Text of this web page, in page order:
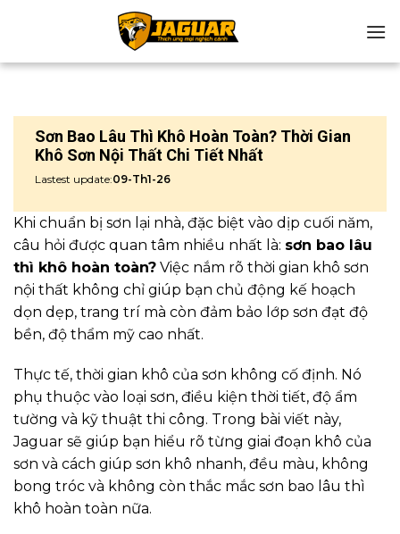
Sơn Bao Lâu Thì Khô Hoàn Toàn? Thời Gian
Khô Sơn Nội Thất Chi Tiết Nhất
Lastest update:09-Th1-26
Khi chuẩn bị sơn lại nhà, đặc biệt vào dịp cuối năm,
câu hỏi được quan tâm nhiều nhất là: sơn bao lâu
thì khô hoàn toàn? Việc nắm rõ thời gian khô sơn
nội thất không chỉ giúp bạn chủ động kế hoạch
dọn dẹp, trang trí mà còn đảm bảo lớp sơn đạt độ
bền, độ thẩm mỹ cao nhất.
Thực tế, thời gian khô của sơn không cố định. Nó
phụ thuộc vào loại sơn, điều kiện thời tiết, độ ẩm
tường và kỹ thuật thi công. Trong bài viết này,
Jaguar sẽ giúp bạn hiểu rõ từng giai đoạn khô của
sơn và cách giúp sơn khô nhanh, đều màu, không
bong tróc và không còn thắc mắc sơn bao lâu thì
khô hoàn toàn nữa.